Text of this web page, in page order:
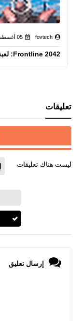
fovtech 05 أغسطس 2026
Frontline 2042: لعبة حرب FPS
تعليقات
ليست هناك تعليقات
إرسال تعليق